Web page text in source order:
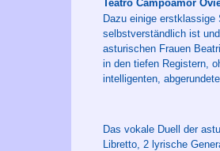
Teatro Campoamor
Dazu einige
selbstverständlich ist
asturischen Frauen
in den tiefen Registern,
intelligenten,
Das vokale Duell der
Libretto, 2 lyrische